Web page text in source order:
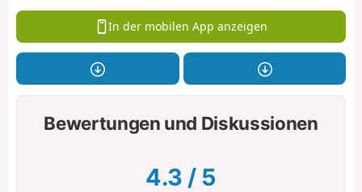
In der mobilen App anzeigen
Bewertungen und Diskussionen
4.3 / 5